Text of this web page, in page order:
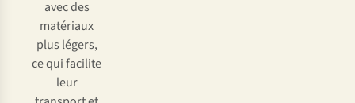
avec des
matériaux
plus légers,
ce qui facilite
leur